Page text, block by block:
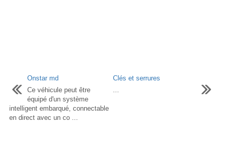
Onstar md
Ce véhicule peut être
équipé d'un système
intelligent embarqué, connectable
en direct avec un co ...
Clés et serrures
...